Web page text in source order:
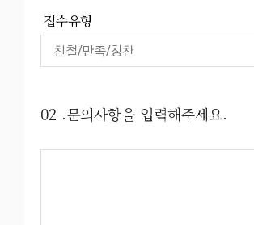
접수유형
02 .문의사항을 입력해주세요.